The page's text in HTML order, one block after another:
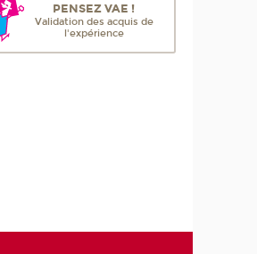
PENSEZ VAE !
Validation des acquis de
l'expérience